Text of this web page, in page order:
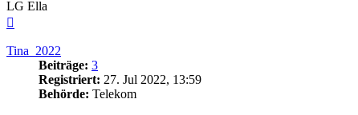
LG Ella
Tina_2022
Beiträge: 3
Registriert: 27. Jul 2022, 13:59
Behörde: Telekom